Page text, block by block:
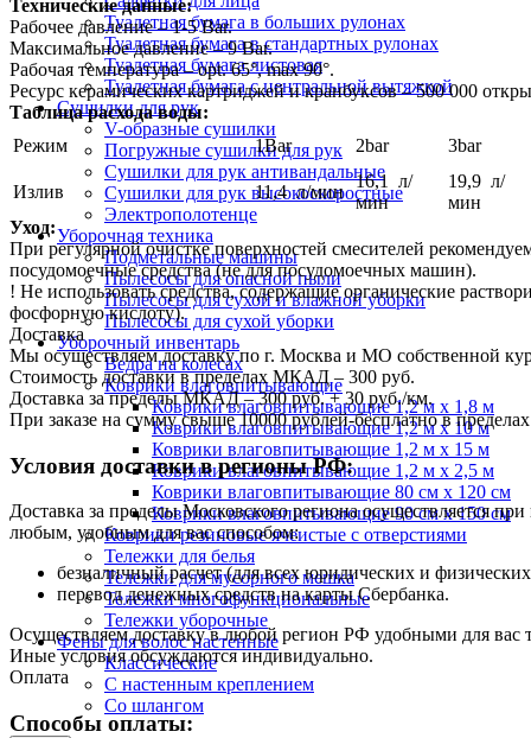
Туалетная бумага в больших рулонах
Туалетная бумага в стандартных рулонах
Туалетная бумага листовая
Туалетная бумага с центральной вытяжкой
Сушилки для рук
V-образные сушилки
Погружные сушилки для рук
Сушилки для рук антивандальные
Сушилки для рук высокоскоростные
Электрополотенце
Уборочная техника
Подметальные машины
Пылесосы для опасной пыли
Пылесосы для сухой и влажной уборки
Пылесосы для сухой уборки
Уборочный инвентарь
Ведра на колесах
Коврики влаговпитывающие
Коврики влаговпитывающие 1,2 м х 1,8 м
Коврики влаговпитывающие 1,2 м х 10 м
Коврики влаговпитывающие 1,2 м х 15 м
Коврики влаговпитывающие 1,2 м х 2,5 м
Коврики влаговпитывающие 80 см х 120 см
Коврики влаговпитывающие 90 см х 150 см
Коврики резиновые ячеистые с отверстиями
Тележки для белья
Тележки для мусорного мешка
Тележки многофункциональные
Тележки уборочные
Фены для волос настенные
Классические
С настенным креплением
Со шлангом
Технические данные:
Рабочее давление – 1-5 Bar.
Максимальное давление – 9 Bar.
Рабочая температура – opt. 65°, max 90°.
Ресурс керамических картриджей и кранбуксов – 500 000
Таблица расхода воды:
Режим
1Bar 2bar 3bar
Излив 11,4 л/мин
16,1 л/
мин
19,9 л/
мин
Уход:
При регулярной очистке поверхностей смесителей
посудомоечные средства (не для посудомоечных машин).
! Не использовать средства, содержащие органические
фосфорную кислоту).
Доставка
Мы осуществляем доставку по г. Москва и МО собственной
Стоимость доставки в пределах МКАД – 300 руб.
Доставка за пределы МКАД – 300 руб. + 30 руб./км.
При заказе на сумму свыше 10000 рублей-бесплатно в
Условия доставки в регионы РФ:
Доставка за пределы Московского региона осуществляется
любым, удобным для вас способом:
безналичный расчет (для всех юридических и
перевод денежных средств на карты Сбербанка.
Осуществляем доставку в любой регион РФ удобными для
Иные условия обсуждаются индивидуально.
Оплата
Способы оплаты: